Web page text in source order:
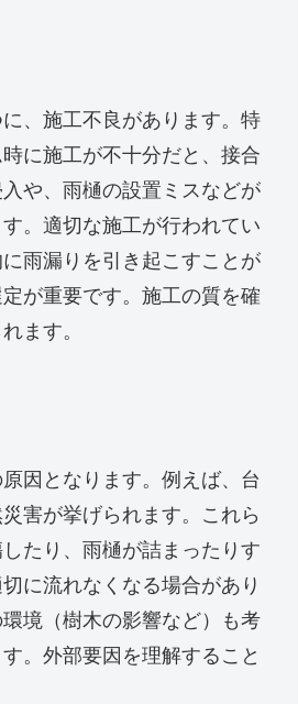
、施工不良があります。特
に施工が不十分だと、接合
や、雨樋の設置ミスなどが
。適切な施工が行われてい
雨漏りを引き起こすことが
が重要です。施工の質を確
ます。
因となります。例えば、台
害が挙げられます。これら
たり、雨樋が詰まったりす
に流れなくなる場合があり
境（樹木の影響など）も考
。外部要因を理解すること